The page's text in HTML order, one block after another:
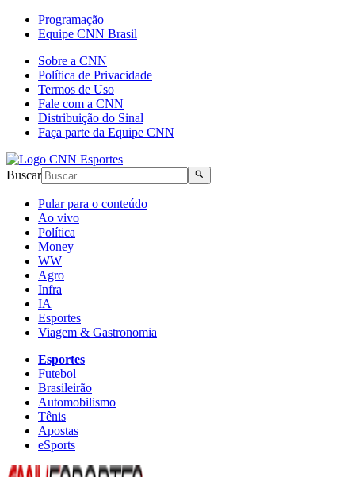
Programação
Equipe CNN Brasil
Sobre a CNN
Política de Privacidade
Termos de Uso
Fale com a CNN
Distribuição do Sinal
Faça parte da Equipe CNN
Buscar
Pular para o conteúdo
Ao vivo
Política
Money
WW
Agro
Infra
IA
Esportes
Viagem & Gastronomia
Esportes
Futebol
Brasileirão
Automobilismo
Tênis
Apostas
eSports